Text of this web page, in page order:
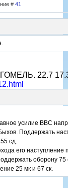
# 41
22.7
усилие ВВС
Поддержать
сд.
его наступление
оборону 75
25 мк и 67 ск.